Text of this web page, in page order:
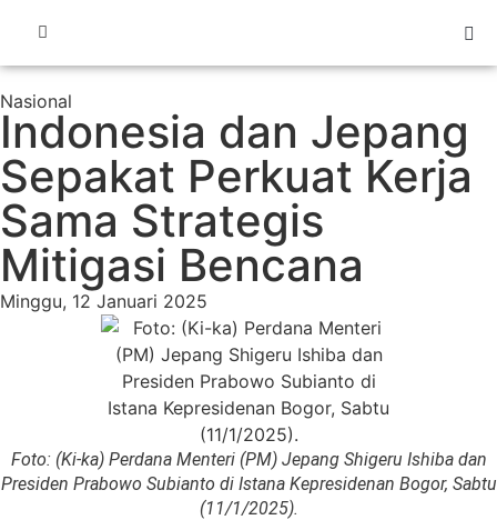
Nasional
Indonesia dan Jepang
Sepakat Perkuat Kerja
Sama Strategis
Mitigasi Bencana
Minggu, 12 Januari 2025
Foto: (Ki-ka) Perdana Menteri (PM) Jepang Shigeru Ishiba dan
Presiden Prabowo Subianto di Istana Kepresidenan Bogor, Sabtu
(11/1/2025).